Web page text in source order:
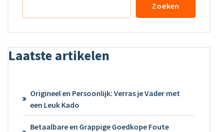
Zoeken
Laatste artikelen
Origineel en Persoonlijk: Verras je Vader met
een Leuk Kado
Betaalbare en Grappige Goedkope Foute